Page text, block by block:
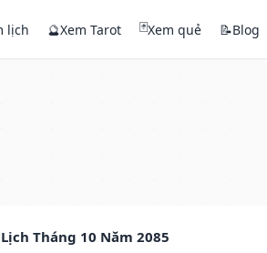
lịch 🔮Xem Tarot 🃏Xem quẻ 📝Blog
Lịch Tháng 10 Năm 2085